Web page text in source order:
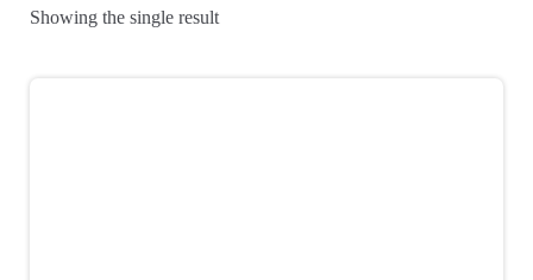
Suara
Showing the single result